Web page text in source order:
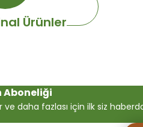
Ürünler
Aboneliği
daha fazlası için ilk siz